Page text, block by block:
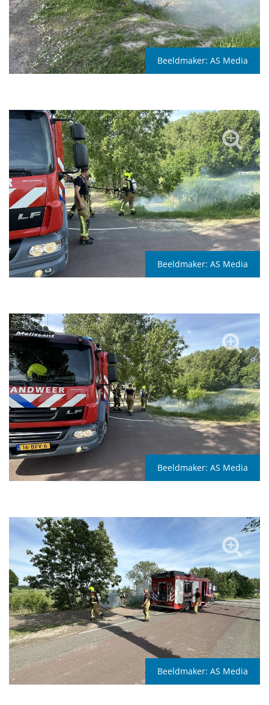
Beeldmaker: AS Media
Beeldmaker: AS Media
Beeldmaker: AS Media
Beeldmaker: AS Media